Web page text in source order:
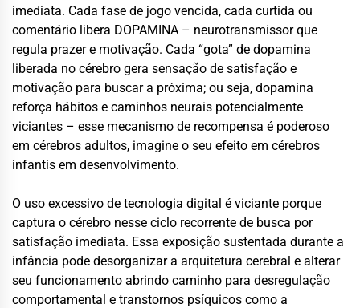
imediata. Cada fase de jogo vencida, cada curtida ou
comentário libera DOPAMINA – neurotransmissor que
regula prazer e motivação. Cada “gota” de dopamina
liberada no cérebro gera sensação de satisfação e
motivação para buscar a próxima; ou seja, dopamina
reforça hábitos e caminhos neurais potencialmente
viciantes – esse mecanismo de recompensa é poderoso
em cérebros adultos, imagine o seu efeito em cérebros
infantis em desenvolvimento.
O uso excessivo de tecnologia digital é viciante porque
captura o cérebro nesse ciclo recorrente de busca por
satisfação imediata. Essa exposição sustentada durante a
infância pode desorganizar a arquitetura cerebral e alterar
seu funcionamento abrindo caminho para desregulação
comportamental e transtornos psíquicos como a